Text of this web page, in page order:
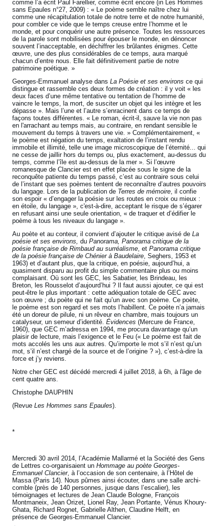
comme l’a écrit Paul Farellier, comme écrit encore (in Les Hommes
sans Epaules n°27, 2009) : « Le poème semble naître chez lui
comme une récapitulation totale de notre terre et de notre humanité,
pour combler ce vide que le temps creuse entre l’homme et le
monde, et pour conquérir une autre présence. Toutes les ressources
de la parole sont mobilisées pour épouser le monde, en dénoncer
souvent l’inacceptable, en déchiffrer les brûlantes énigmes. Cette
œuvre, une des plus considérables de ce temps, aura marqué
chacun d’entre nous. Elle fait définitivement partie de notre
patrimoine poétique. »
Georges-Emmanuel analyse dansLa Poésie et ses environs ce qui
distingue et rassemble ces deux formes de création : il y voit « les
deux faces d’une même tentative ou tentation de l’homme de
vaincre le temps, la mort, de susciter un objet qui les intègre et les
dépasse ». Mais l’une et l’autre s’enracinent dans ce temps de
façons toutes différentes. « Le roman, écrit-il, sauve la vie non pas
en l'arrachant au temps mais, au contraire, en rendant sensible le
mouvement du temps à travers une vie. » Complémentairement, «
le poème est négation du temps, exaltation de l’instant rendu
immobile et illimité, telle une image microscopique de l’éternité... qui
ne cesse de jaillir hors du temps ou, plus exactement, au-dessus du
temps, comme l’île est au-dessus de la mer ». Si l’œuvre
romanesque de Clancier est en effet placée sous le signe de la
reconquête patiente du temps passé, c’est au contraire sous celui
de l’instant que ses poèmes tentent de reconnaître d’autres pouvoirs
du langage. Lors de la publication de Terres de mémoire, il confie
son espoir « d’engager la poésie sur les routes en croix ou mieux :
en étoile, du langage », c'est-à-dire, acceptant le risque de s’égarer
en refusant ainsi une seule orientation, « de traquer et d’édifier le
poème à tous les niveaux du langage ».
Au poète et au conteur, il convient d’ajouter le critique avisé deLa
poésie et ses environs, duPanorama, Panorama critique de la
poésie française de Rimbaud au surréalisme, etPanorama critique
de la poésie française de Chénier à Baudelaire, Seghers, 1953 et
1963) et d’autant plus, que la critique, en poésie, aujourd’hui, a
quasiment disparu au profit du simple commentaire plus ou moins
complaisant. Où sont les GEC, les Sabatier, les Brindeau, les
Breton, les Rousselot d’aujourd’hui ? Il faut aussi ajouter, ce qui est
peut-être le plus important : cette adéquation totale de GEC avec
son œuvre ; du poète qui ne fait qu’un avec son poème. Ce poète,
le poème est son regard et ses mots l’habillent. Ce poète n’a jamais
été un doreur de pilule, ni un rêveur en chambre, mais toujours un
catalyseur, un semeur d’identité.Évidences (Mercure de France,
1960), que GEC m’adressa en 1994, me procura davantage qu’un
plaisir de lecture, mais l’exigence et le Feu (« Le poème est fait de
mots accolés les uns aux autres. Qu’importe le mot s’il n’est qu’un
mot, s’il n’est chargé de la source et de l’origine ? »), c’est-à-dire la
force et j’y reviens.
Notre cher GEC est décédé mercredi 4 juillet 2018, à 6h, à l'âge de
cent quatre ans.
Christophe DAUPHIN
(RevueLes Hommes sans Epaules).
*
Mercredi 30 avril 2014, l’Académie Mallarmé et la Société des Gens
de Lettres co-organisaient unHommage au poète Georges-
Emmanuel Clancier, à l’occasion de son centenaire, à l’Hôtel de
Massa (Paris 14). Nous pûmes ainsi écouter, dans une salle archi-
comble (près de 140 personnes, jusque dans l’escalier), les
témoignages et lectures de Jean Claude Bologne, François
Montmaneix, Jean Orizet, Lionel Ray, Jean Portante, Vénus Khoury-
Ghata, Richard Rognet, Gabrielle Althen, Claudine Helft, en
présence de Georges-Emmanuel Clancier.